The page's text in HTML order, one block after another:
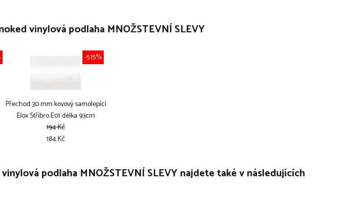
vinylová podlaha MNOŽSTEVNÍ SLEVY
Přechod 30 mm kovový samolepící
Elox Stříbro E01 délka 93cm
-5.15%
194 Kč
184 Kč
podlaha MNOŽSTEVNÍ SLEVY najdete také v následujících